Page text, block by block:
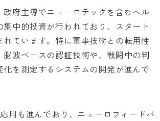
政府主導でニューロテックを含むヘル
集中的投資が行われており、スタート
れています。特に軍事技術との転用性
脳波ベースの認証技術や、戦闘中の判
化を測定するシステムの開発が進んで
用も進んでおり、ニューロフィードバ